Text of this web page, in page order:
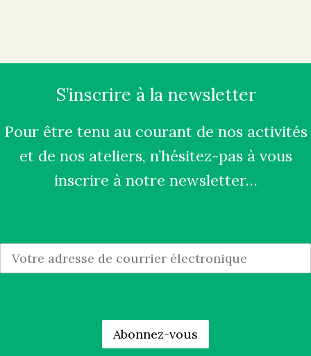
S’inscrire à la newsletter
Pour être tenu au courant de nos activités
et de nos ateliers, n’hésitez-pas à vous
inscrire à notre newsletter…